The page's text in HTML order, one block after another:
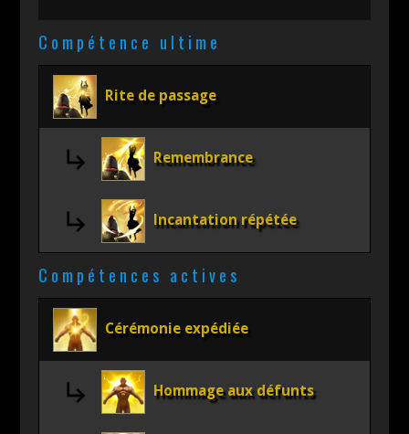
Compétence ultime
Rite de passage
Remembrance
Incantation répétée
Compétences actives
Cérémonie expédiée
Hommage aux défunts